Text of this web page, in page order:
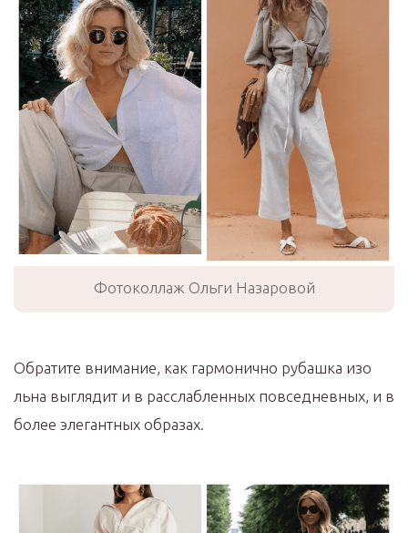
Фотоколлаж Ольги Назаровой
Обратите внимание, как гармонично рубашка изо
льна выглядит и в расслабленных повседневных, и в
более элегантных образах.